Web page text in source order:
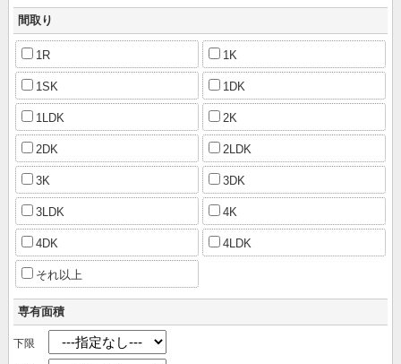
間取り
1R 1K
1SK 1DK
1LDK 2K
2DK 2LDK
3K 3DK
3LDK 4K
4DK 4LDK
それ以上
専有面積
下限